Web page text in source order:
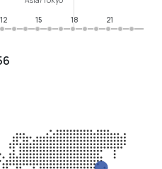
12 15 18 21